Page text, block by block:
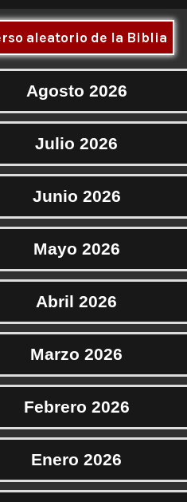
aleatorio de la Biblia
Agosto 2026
Julio 2026
Junio 2026
Mayo 2026
Abril 2026
Marzo 2026
Febrero 2026
Enero 2026